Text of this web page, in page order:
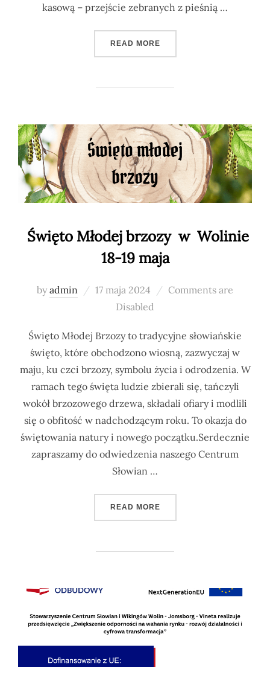
kasową – przejście zebranych z pieśnią …
READ MORE„NOC KUPAŁY 22.06.2024”
Święto Młodej brzozy w Wolinie
18-19 maja
byadmin
Posted
17 maja 2024
Comments are
Disabled
Święto Młodej Brzozy to tradycyjne słowiańskie
święto, które obchodzono wiosną, zazwyczaj w
maju, ku czci brzozy, symbolu życia i odrodzenia. W
ramach tego święta ludzie zbierali się, tańczyli
wokół brzozowego drzewa, składali ofiary i modlili
się o obfitość w nadchodzącym roku. To okazja do
świętowania natury i nowego początku.Serdecznie
zapraszamy do odwiedzenia naszego Centrum
Słowian …
READ MORE” ŚWIĘTO MŁODEJ